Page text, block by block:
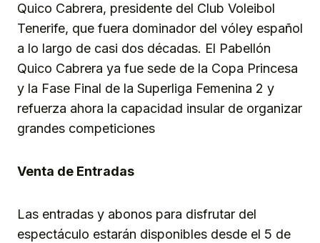
Quico Cabrera, presidente del Club Voleibol
Tenerife, que fuera dominador del vóley español
a lo largo de casi dos décadas. El Pabellón
Quico Cabrera ya fue sede de la Copa Princesa
y la Fase Final de la Superliga Femenina 2 y
refuerza ahora la capacidad insular de organizar
grandes competiciones
Venta de Entradas
Las entradas y abonos para disfrutar del
espectáculo estarán disponibles desde el 5 de